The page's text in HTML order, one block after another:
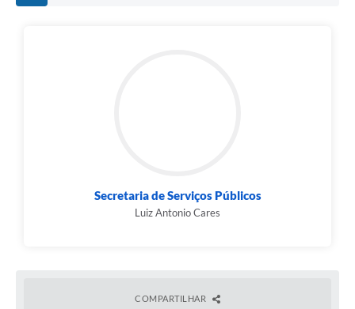
Secretaria de Serviços Públicos
Luiz Antonio Cares
COMPARTILHAR